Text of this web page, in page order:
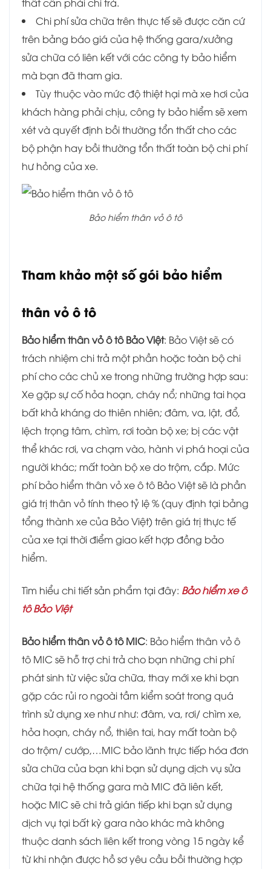
thất cần phải chi trả.
Chi phí sửa chữa trên thực tế sẽ được căn cứ
trên bảng báo giá của hệ thống gara/xưởng
sửa chữa có liên kết với các công ty bảo hiểm
mà bạn đã tham gia.
Tùy thuộc vào mức độ thiệt hại mà xe hơi của
khách hàng phải chịu, công ty bảo hiểm sẽ xem
xét và quyết định bồi thường tổn thất cho các
bộ phận hay bồi thường tổn thất toàn bộ chi phí
hư hỏng của xe.
Bảo hiểm thân vỏ ô tô
Tham khảo một số gói bảo hiểm
thân vỏ ô tô
Bảo hiểm thân vỏ ô tô Bảo Việt: Bảo Việt sẽ có
trách nhiệm chi trả một phần hoặc toàn bộ chi
phí cho các chủ xe trong những trường hợp sau:
Xe gặp sự cố hỏa hoạn, cháy nổ; những tai họa
bất khả kháng do thiên nhiên; đâm, va, lật, đổ,
lệch trọng tâm, chìm, rơi toàn bộ xe; bị các vật
thể khác rơi, va chạm vào, hành vi phá hoại của
người khác; mất toàn bộ xe do trộm, cắp. Mức
phí bảo hiểm thân vỏ xe ô tô Bảo Việt sẽ là phần
giá trị thân vỏ tính theo tỷ lệ % (quy định tại bảng
tổng thành xe của Bảo Việt) trên giá trị thực tế
của xe tại thời điểm giao kết hợp đồng bảo
hiểm.
Tìm hiểu chi tiết sản phẩm tại đây: Bảo hiểm xe ô
tô Bảo Việt
Bảo hiểm thân vỏ ô tô MIC: Bảo hiểm thân vỏ ô
tô MIC sẽ hỗ trợ chi trả cho bạn những chi phí
phát sinh từ việc sửa chữa, thay mới xe khi bạn
gặp các rủi ro ngoài tầm kiểm soát trong quá
trình sử dụng xe như như: đâm, va, rơi/ chìm xe,
hỏa hoạn, cháy nổ, thiên tai, hay mất toàn bộ
do trộm/ cướp,…MIC bảo lãnh trực tiếp hóa đơn
sửa chữa của bạn khi bạn sử dụng dịch vụ sửa
chữa tại hệ thống gara mà MIC đã liên kết,
hoặc MIC sẽ chi trả gián tiếp khi bạn sử dụng
dịch vụ tại bất kỳ gara nào khác mà không
thuộc danh sách liên kết trong vòng 15 ngày kể
từ khi nhận được hồ sơ yêu cầu bồi thường hợp